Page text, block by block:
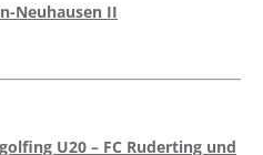
Neuhausen II
U20 – FC Ruderting und